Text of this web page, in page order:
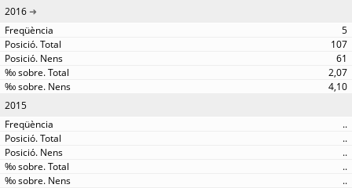
2016
5
107
61
2,07
4,10
2015
..
..
..
..
..